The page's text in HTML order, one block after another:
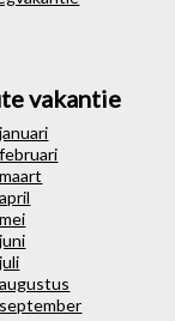
vakantie